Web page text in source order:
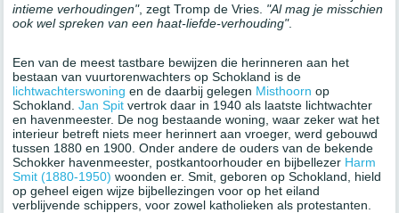
intieme verhoudingen", zegt Tromp de Vries. "Al mag je misschien
ook wel spreken van een haat-liefde-verhouding".
Een van de meest tastbare bewijzen die herinneren aan het
bestaan van vuurtorenwachters op Schokland is de
lichtwachterswoning en de daarbij gelegen Misthoorn op
Schokland.Jan Spit vertrok daar in 1940 als laatste lichtwachter
en havenmeester. De nog bestaande woning, waar zeker wat het
interieur betreft niets meer herinnert aan vroeger, werd gebouwd
tussen 1880 en 1900. Onder andere de ouders van de bekende
Schokker havenmeester, postkantoorhouder en bijbellezer Harm
Smit (1880-1950) woonden er. Smit, geboren op Schokland, hield
op geheel eigen wijze bijbellezingen voor op het eiland
verblijvende schippers, voor zowel katholieken als protestanten.